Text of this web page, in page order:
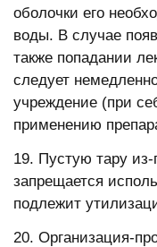
оболочки его
воды. В случае
также попадании
следует
учреждение (при
применению
19. Пустую тару из-
запрещается
подлежит
20. Организация-